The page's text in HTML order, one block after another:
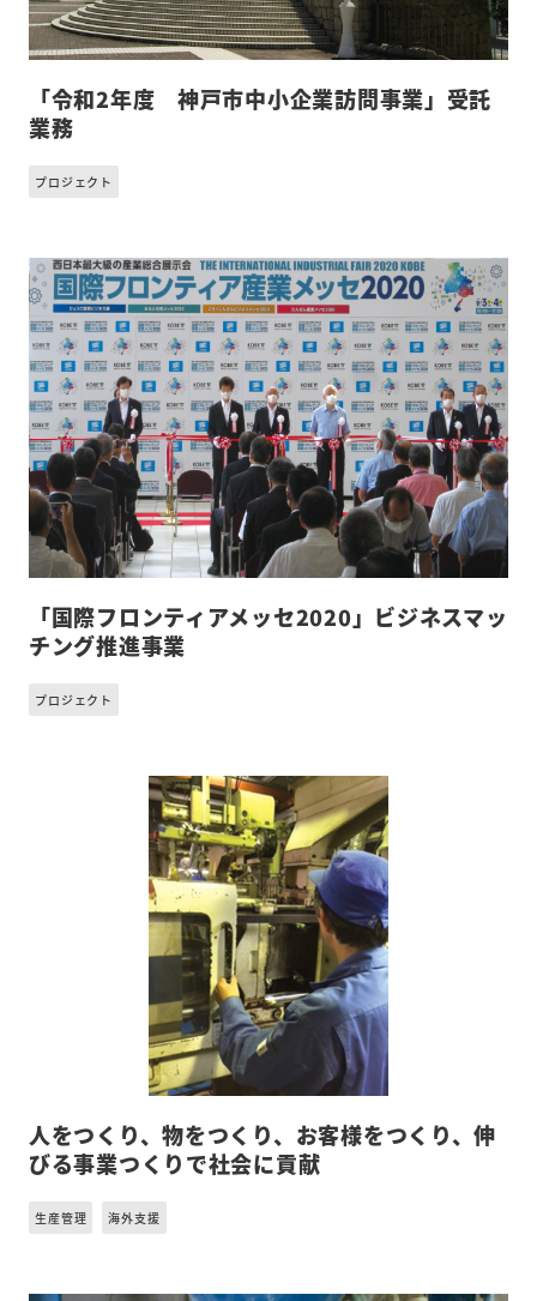
「令和2年度 神戸市中小企業訪問事業」受託
業務
プロジェクト
「国際フロンティアメッセ2020」ビジネスマッ
チング推進事業
プロジェクト
人をつくり、物をつくり、お客様をつくり、伸
びる事業つくりで社会に貢献
生産管理 海外支援